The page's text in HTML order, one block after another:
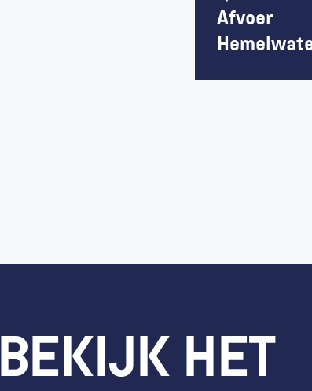
Afvoer
BEKIJK HET